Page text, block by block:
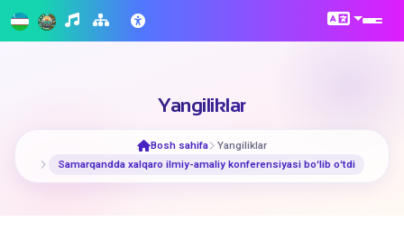
Yangiliklar
Bosh sahifa
Yangiliklar
Samarqandda xalqaro ilmiy-amaliy konferensiyasi boʻlib oʻtdi